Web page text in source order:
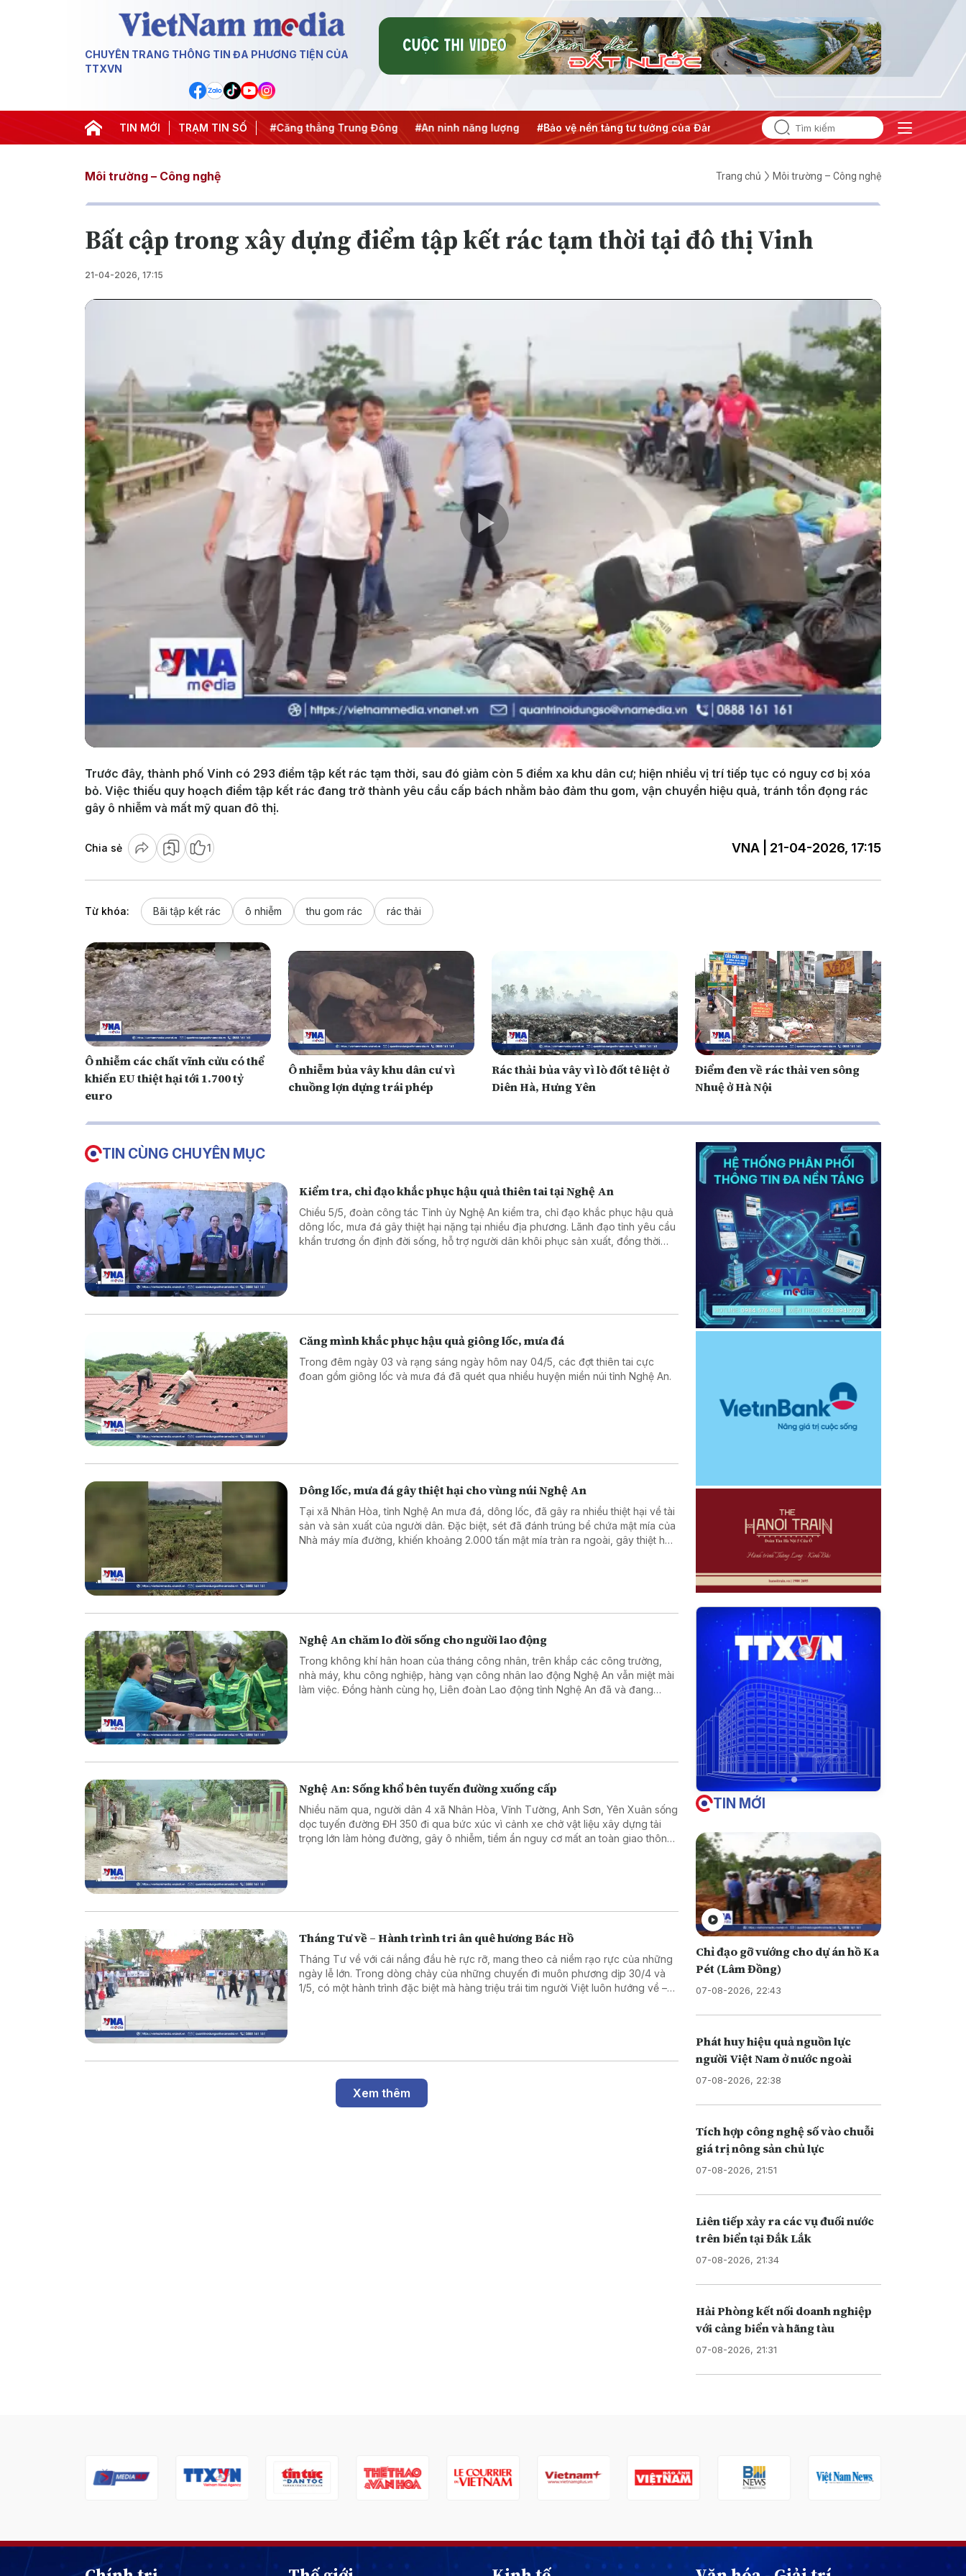
CHUYÊN TRANG THÔNG TIN ĐA PHƯƠNG TIỆN CỦA
TTXVN
TIN MỚI TRẠM TIN SỐ
dịch 500 ngày đêm #Chống khai thác IUU #Căng thẳng Trung Đông #An ninh năng lượng #Bảo vệ nền tảng tư tưởng của Đảng #Hội nghị Trung ương 3
Môi trường – Công nghệ Trang chủ Môi trường – Công nghệ
Bất cập trong xây dựng điểm tập kết rác tạm thời tại đô thị Vinh
21-04-2026, 17:15
Play
Video
Trước đây, thành phố Vinh có 293 điểm tập kết rác tạm thời, sau đó giảm còn 5 điểm xa khu dân cư; hiện nhiều vị trí tiếp tục có nguy cơ bị xóa
bỏ. Việc thiếu quy hoạch điểm tập kết rác đang trở thành yêu cầu cấp bách nhằm bảo đảm thu gom, vận chuyển hiệu quả, tránh tồn đọng rác
gây ô nhiễm và mất mỹ quan đô thị.
Chia sẻ 1 VNA | 21-04-2026, 17:15
Từ khóa: Bãi tập kết rác ô nhiễm thu gom rác rác thải
Ô nhiễm các chất vĩnh cửu có thể
khiến EU thiệt hại tới 1.700 tỷ
euro
Ô nhiễm bủa vây khu dân cư vì
chuồng lợn dựng trái phép
Rác thải bủa vây vì lò đốt tê liệt ở
Diên Hà, Hưng Yên
Điểm đen về rác thải ven sông
Nhuệ ở Hà Nội
TIN CÙNG CHUYÊN MỤC
Kiểm tra, chỉ đạo khắc phục hậu quả thiên tai tại Nghệ An
Chiều 5/5, đoàn công tác Tỉnh ủy Nghệ An kiểm tra, chỉ đạo khắc phục hậu quả
dông lốc, mưa đá gây thiệt hại nặng tại nhiều địa phương. Lãnh đạo tỉnh yêu cầu
khẩn trương ổn định đời sống, hỗ trợ người dân khôi phục sản xuất, đồng thời
Căng mình khắc phục hậu quả giông lốc, mưa đá
Trong đêm ngày 03 và rạng sáng ngày hôm nay 04/5, các đợt thiên tai cực
đoan gồm giông lốc và mưa đá đã quét qua nhiều huyện miền núi tỉnh Nghệ An.
Dông lốc, mưa đá gây thiệt hại cho vùng núi Nghệ An
Tại xã Nhân Hòa, tỉnh Nghệ An mưa đá, dông lốc, đã gây ra nhiều thiệt hại về tài
sản và sản xuất của người dân. Đặc biệt, sét đã đánh trúng bể chứa mật mía của
Nhà máy mía đường, khiến khoảng 2.000 tấn mật mía tràn ra ngoài, gây thiệt hại
Nghệ An chăm lo đời sống cho người lao động
Trong không khí hân hoan của tháng công nhân, trên khắp các công trường,
nhà máy, khu công nghiệp, hàng vạn công nhân lao động Nghệ An vẫn miệt mài
làm việc. Đồng hành cùng họ, Liên đoàn Lao động tỉnh Nghệ An đã và đang
Nghệ An: Sống khổ bên tuyến đường xuống cấp
Nhiều năm qua, người dân 4 xã Nhân Hòa, Vĩnh Tường, Anh Sơn, Yên Xuân sống
dọc tuyến đường ĐH 350 đi qua bức xúc vì cảnh xe chở vật liệu xây dựng tải
trọng lớn làm hỏng đường, gây ô nhiễm, tiềm ẩn nguy cơ mất an toàn giao thông.
Tháng Tư về – Hành trình tri ân quê hương Bác Hồ
Tháng Tư về với cái nắng đầu hè rực rỡ, mang theo cả niềm rạo rực của những
ngày lễ lớn. Trong dòng chảy của những chuyến đi muôn phương dịp 30/4 và
1/5, có một hành trình đặc biệt mà hàng triệu trái tim người Việt luôn hướng về –
Xem thêm
TIN MỚI
Chỉ đạo gỡ vướng cho dự án hồ Ka
Pét (Lâm Đồng)
07-08-2026, 22:43
Phát huy hiệu quả nguồn lực
người Việt Nam ở nước ngoài
07-08-2026, 22:38
Tích hợp công nghệ số vào chuỗi
giá trị nông sản chủ lực
07-08-2026, 21:51
Liên tiếp xảy ra các vụ đuối nước
trên biển tại Đắk Lắk
07-08-2026, 21:34
Hải Phòng kết nối doanh nghiệp
với cảng biển và hãng tàu
07-08-2026, 21:31